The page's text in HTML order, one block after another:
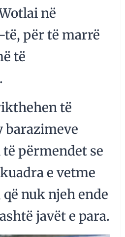
në
për të marrë
të
të
barazimeve
përmendet se
e vetme
nuk njeh ende
javët e para.